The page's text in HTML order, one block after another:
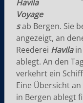
Havila
Voyage
sab Bergen. Sie
angezeigt, an
Reederei Havila
ablegt. An den
verkehrt ein
Eine Übersicht
in Bergen ablegt